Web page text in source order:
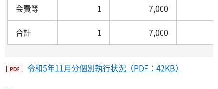
会費等 1 7,000
合計 1 7,000
令和5年11月分個別執行状況（PDF：42KB）